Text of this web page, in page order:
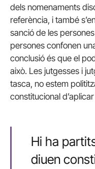
dels nomenaments
referència, i també
sanció de les
persones confonen
conclusió és que el
això. Les jutgesses i
tasca, no estem
constitucional
Hi ha
diuen